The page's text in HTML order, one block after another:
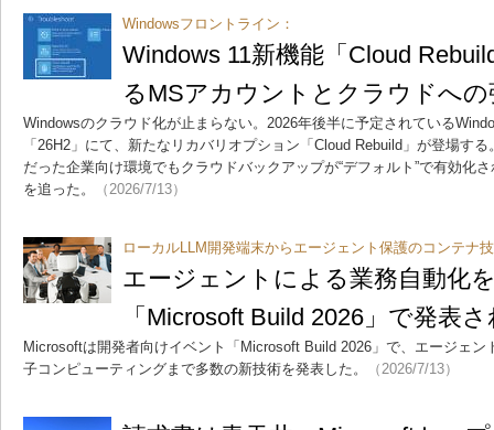
Windowsフロントライン：
Windows 11新機能「Cloud
るMSアカウントとクラウドへの
Windowsのクラウド化が止まらない。2026年後半に予定されている
「26H2」にて、新たなリカバリオプション「Cloud Rebuild」が登場す
だった企業向け環境でもクラウドバックアップが“デフォルト”で有効化
を追った。
（2026/7/13）
ローカルLLM開発端末からエージェント保護のコンテナ
エージェントによる業務自動
「Microsoft Build 2026」で発表
Microsoftは開発者向けイベント「Microsoft Build 2026」で、エージェン
子コンピューティングまで多数の新技術を発表した。
（2026/7/13）